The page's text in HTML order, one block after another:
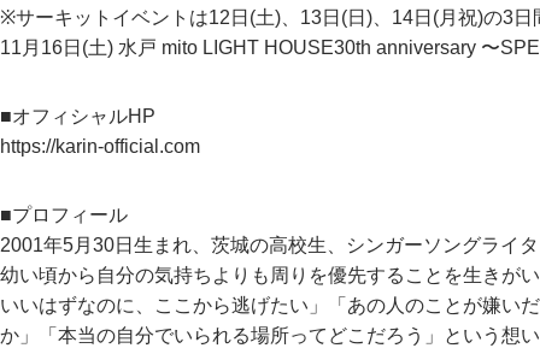
※サーキットイベントは12日(土)、13日(日)、14日(月祝)の3日
11月16日(土) 水戸 mito LIGHT HOUSE30th anniversary 〜
■オフィシャルHP
https://karin-official.com
■プロフィール
2001年5月30日生まれ、茨城の高校生、シンガーソングライ
幼い頃から自分の気持ちよりも周りを優先することを生きが
いいはずなのに、ここから逃げたい」「あの人のことが嫌い
か」「本当の自分でいられる場所ってどこだろう」という想